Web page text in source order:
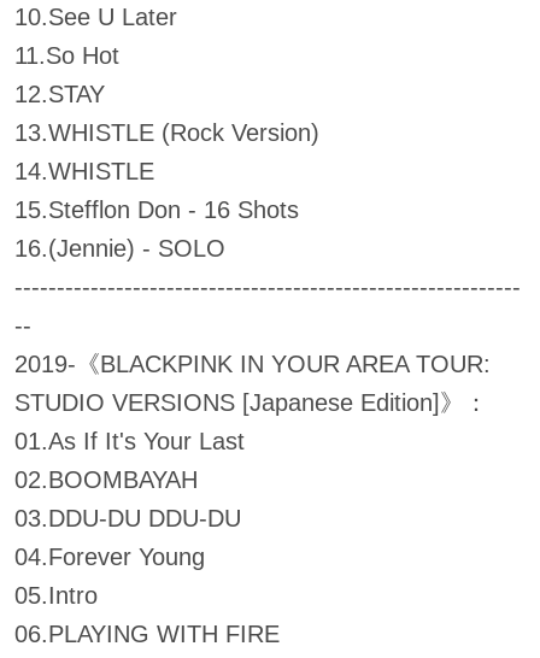
10.See U Later
11.So Hot
12.STAY
13.WHISTLE (Rock Version)
14.WHISTLE
15.Stefflon Don - 16 Shots
16.(Jennie) - SOLO
------------------------------------------------------------
--
2019-《BLACKPINK IN YOUR AREA TOUR:
STUDIO VERSIONS [Japanese Edition]》：
01.As If It's Your Last
02.BOOMBAYAH
03.DDU-DU DDU-DU
04.Forever Young
05.Intro
06.PLAYING WITH FIRE